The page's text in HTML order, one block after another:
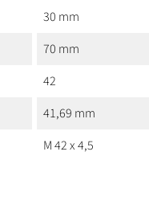
30 mm
70 mm
42
41,69 mm
M 42 x 4,5